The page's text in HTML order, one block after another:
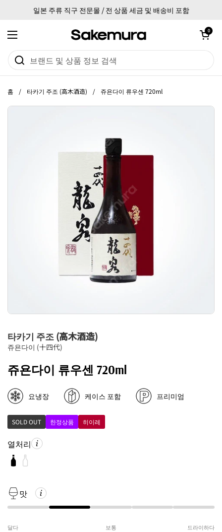
일본 주류 직구 전문몰 / 전 상품 세금 및 배송비 포함
메뉴 열기
카트 열기
0
홈 / 타카기 주조 (高木酒造) / 쥬욘다이 류우센 720ml
타카기 주조 (高木酒造)
쥬욘다이 (十四代)
쥬욘다이 류우센 720ml
요냉장 케이스 포함 프리미엄
SOLD OUT 한정상품 히이레
열처리
맛
달다 보통 드라이하다